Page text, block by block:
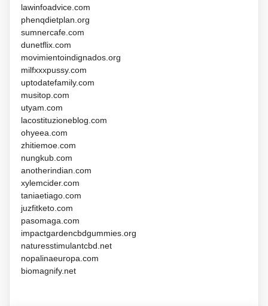
lawinfoadvice.com
phenqdietplan.org
sumnercafe.com
dunetflix.com
movimientoindignados.org
milfxxxpussy.com
uptodatefamily.com
musitop.com
utyam.com
lacostituzioneblog.com
ohyeea.com
zhitiemoe.com
nungkub.com
anotherindian.com
xylemcider.com
taniaetiago.com
juzfitketo.com
pasomaga.com
impactgardencbdgummies.org
naturesstimulantcbd.net
nopalinaeuropa.com
biomagnify.net